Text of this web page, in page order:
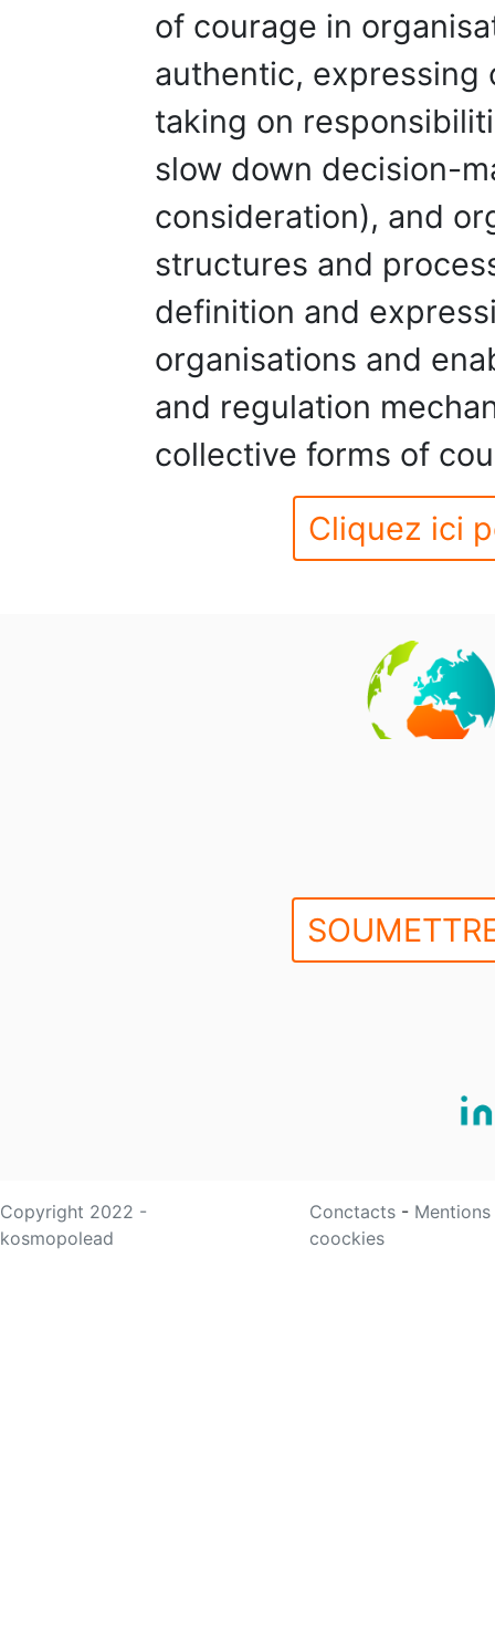
of courage in
authentic, expressing
taking on
slow down decision-
consideration), and
structures and
definition and
organisations and
and regulation
collective forms of
Cliquez ici
Copyright 2022 -
kosmopolead
Conctacts -
coockies